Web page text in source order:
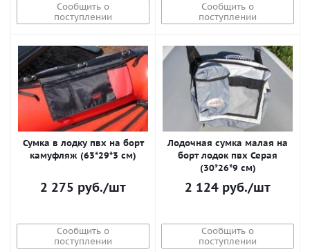
Сообщить о
поступлении
Сообщить о
поступлении
Сумка в лодку пвх на борт
камуфляж (63*29*3 см)
2 275 руб./шт
Сообщить о
поступлении
Лодочная сумка малая на
борт лодок пвх Серая
(30*26*9 см)
2 124 руб./шт
Сообщить о
поступлении